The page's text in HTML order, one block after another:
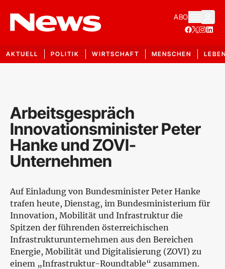
ABO
AKTUELL POLITIK WIRTSCHAFT MENSCHEN
Arbeitsgespräch
Innovationsminister Peter
Hanke und ZOVI-
Unternehmen
Auf Einladung von Bundesminister Peter Hanke
trafen heute, Dienstag, im Bundesministerium für
Innovation, Mobilität und Infrastruktur die
Spitzen der führenden österreichischen
Infrastrukturunternehmen aus den Bereichen
Energie, Mobilität und Digitalisierung (ZOVI) zu
einem „Infrastruktur-Roundtable“ zusammen.